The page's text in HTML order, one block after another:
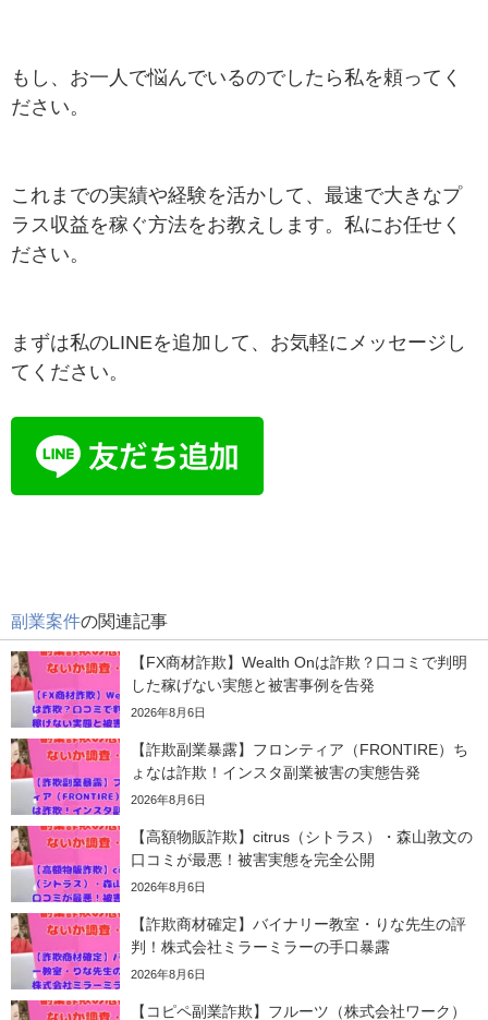
もし、お一人で悩んでいるのでしたら私を頼ってく
ださい。
これまでの実績や経験を活かして、最速で大きなプ
ラス収益を稼ぐ方法をお教えします。私にお任せく
ださい。
まずは私のLINEを追加して、お気軽にメッセージし
てください。
副業案件の関連記事
【FX商材詐欺】Wealth Onは詐欺？口コミで判明
した稼げない実態と被害事例を告発
2026年8月6日
【詐欺副業暴露】フロンティア（FRONTIRE）ち
ょなは詐欺！インスタ副業被害の実態告発
2026年8月6日
【高額物販詐欺】citrus（シトラス）・森山敦文の
口コミが最悪！被害実態を完全公開
2026年8月6日
【詐欺商材確定】バイナリー教室・りな先生の評
判！株式会社ミラーミラーの手口暴露
2026年8月6日
【コピペ副業詐欺】フルーツ（株式会社ワーク）